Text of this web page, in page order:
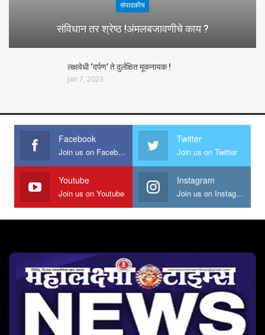
संपादकीय
संविधान तर श्रेष्ठ !अंमलबजावणीचे काय ?
लक्षवेधी ‘दर्पण’ ते दुर्लक्षित मूकनायक !
Jan 7, 2023
Facebook
Join us on Facebook
Twitter
Join us on Twitter
Youtube
Join us on Youtube
Instagram
Join us on Instagram